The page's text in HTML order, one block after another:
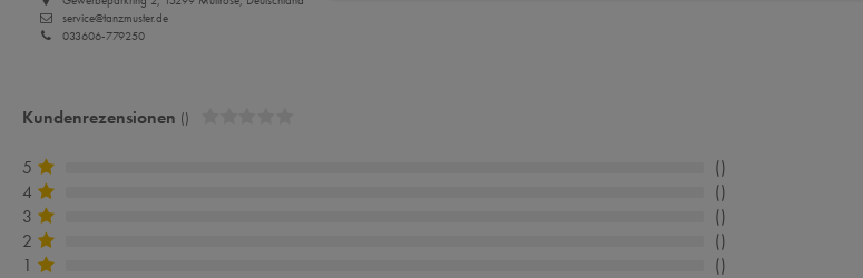
service@tanzmuster.de
033606-779250
Kundenrezensionen ()
5
4
3
2
1